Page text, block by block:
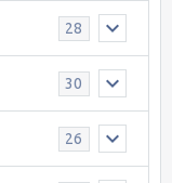
28
30
26